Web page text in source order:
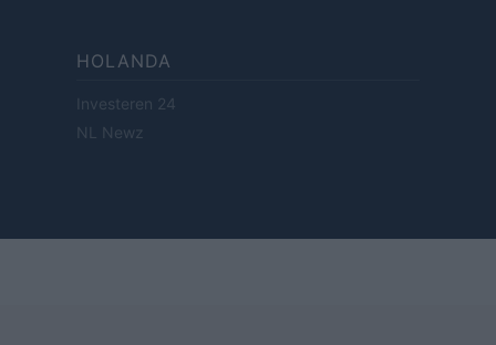
HOLANDA
Investeren 24
NL Newz